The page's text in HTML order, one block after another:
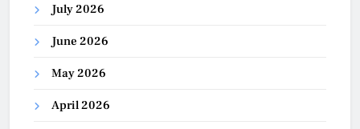
July 2026
June 2026
May 2026
April 2026